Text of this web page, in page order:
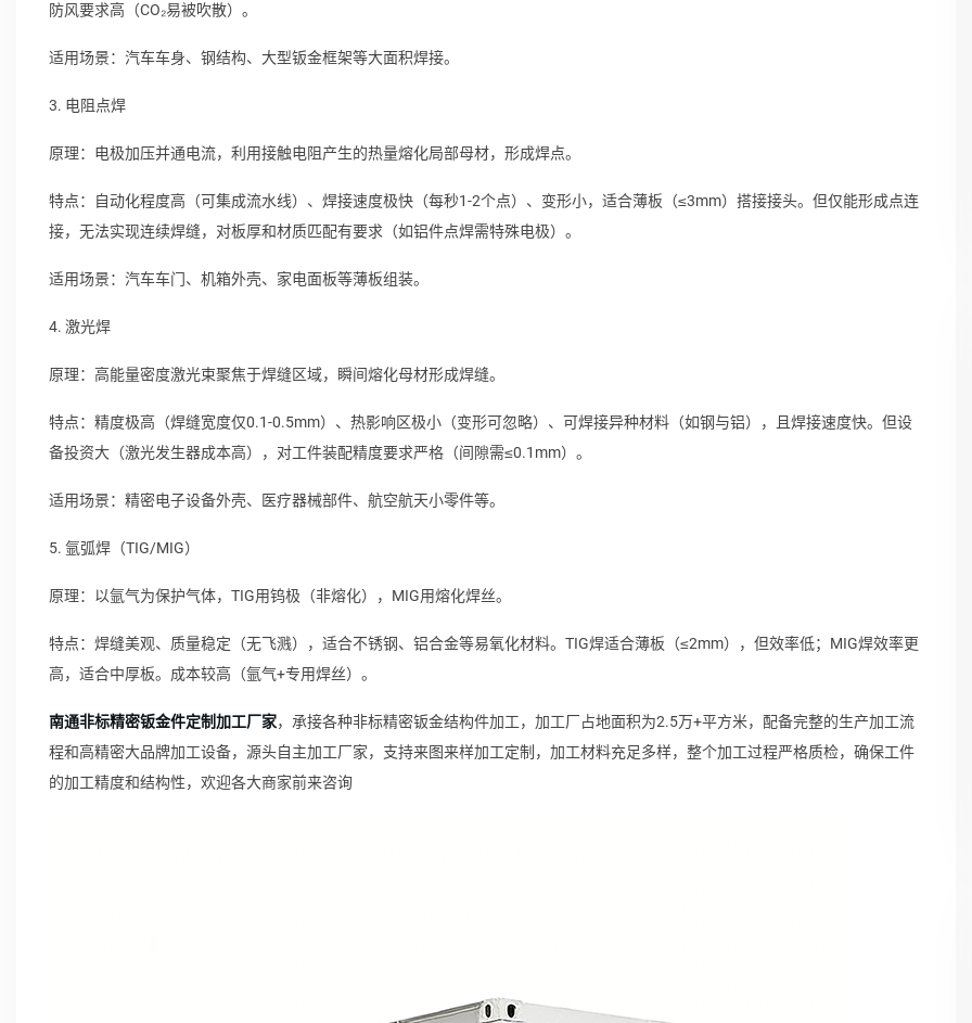
防风要求高（CO₂易被吹散）。
适用场景：汽车车身、钢结构、大型钣金框架等大面积焊接。
3. 电阻点焊
原理：电极加压并通电流，利用接触电阻产生的热量熔化局部母材，形成焊点。
特点：自动化程度高（可集成流水线）、焊接速度极快（每秒1-2个点）、变形小，适合薄板（≤3mm）搭接接头。但仅能形成点连
接，无法实现连续焊缝，对板厚和材质匹配有要求（如铝件点焊需特殊电极）。
适用场景：汽车车门、机箱外壳、家电面板等薄板组装。
4. 激光焊
原理：高能量密度激光束聚焦于焊缝区域，瞬间熔化母材形成焊缝。
特点：精度极高（焊缝宽度仅0.1-0.5mm）、热影响区极小（变形可忽略）、可焊接异种材料（如钢与铝），且焊接速度快。但设
备投资大（激光发生器成本高），对工件装配精度要求严格（间隙需≤0.1mm）。
适用场景：精密电子设备外壳、医疗器械部件、航空航天小零件等。
5. 氩弧焊（TIG/MIG）
原理：以氩气为保护气体，TIG用钨极（非熔化），MIG用熔化焊丝。
特点：焊缝美观、质量稳定（无飞溅），适合不锈钢、铝合金等易氧化材料。TIG焊适合薄板（≤2mm），但效率低；MIG焊效率更
高，适合中厚板。成本较高（氩气+专用焊丝）。
南通非标精密钣金件定制加工厂家，承接各种非标精密钣金结构件加工，加工厂占地面积为2.5万+平方米，配备完整的生产加工流
程和高精密大品牌加工设备，源头自主加工厂家，支持来图来样加工定制，加工材料充足多样，整个加工过程严格质检，确保工件
的加工精度和结构性，欢迎各大商家前来咨询